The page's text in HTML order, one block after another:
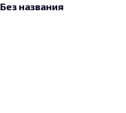
Без названия